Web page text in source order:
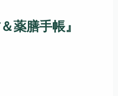
薬膳手帳』